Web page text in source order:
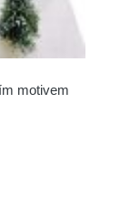
motivem